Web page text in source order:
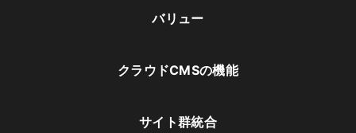
バリュー
クラウドCMSの機能
サイト群統合